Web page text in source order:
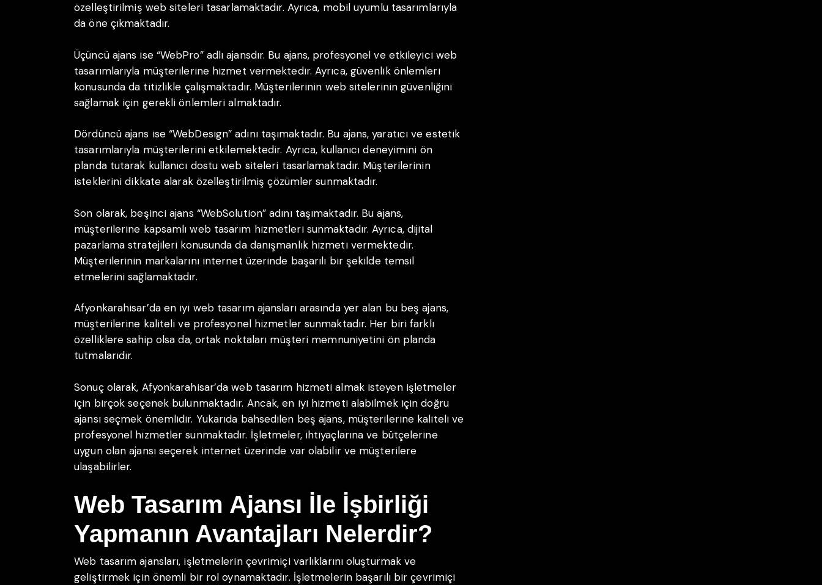
özelleştirilmiş web siteleri tasarlamaktadır. Ayrıca, mobil uyumlu tasarımlarıyla
da öne çıkmaktadır.
Üçüncü ajans ise “WebPro” adlı ajansdır. Bu ajans, profesyonel ve etkileyici web
tasarımlarıyla müşterilerine hizmet vermektedir. Ayrıca, güvenlik önlemleri
konusunda da titizlikle çalışmaktadır. Müşterilerinin web sitelerinin güvenliğini
sağlamak için gerekli önlemleri almaktadır.
Dördüncü ajans ise “WebDesign” adını taşımaktadır. Bu ajans, yaratıcı ve estetik
tasarımlarıyla müşterilerini etkilemektedir. Ayrıca, kullanıcı deneyimini ön
planda tutarak kullanıcı dostu web siteleri tasarlamaktadır. Müşterilerinin
isteklerini dikkate alarak özelleştirilmiş çözümler sunmaktadır.
Son olarak, beşinci ajans “WebSolution” adını taşımaktadır. Bu ajans,
müşterilerine kapsamlı web tasarım hizmetleri sunmaktadır. Ayrıca, dijital
pazarlama stratejileri konusunda da danışmanlık hizmeti vermektedir.
Müşterilerinin markalarını internet üzerinde başarılı bir şekilde temsil
etmelerini sağlamaktadır.
Afyonkarahisar’da en iyi web tasarım ajansları arasında yer alan bu beş ajans,
müşterilerine kaliteli ve profesyonel hizmetler sunmaktadır. Her biri farklı
özelliklere sahip olsa da, ortak noktaları müşteri memnuniyetini ön planda
tutmalarıdır.
Sonuç olarak, Afyonkarahisar’da web tasarım hizmeti almak isteyen işletmeler
için birçok seçenek bulunmaktadır. Ancak, en iyi hizmeti alabilmek için doğru
ajansı seçmek önemlidir. Yukarıda bahsedilen beş ajans, müşterilerine kaliteli ve
profesyonel hizmetler sunmaktadır. İşletmeler, ihtiyaçlarına ve bütçelerine
uygun olan ajansı seçerek internet üzerinde var olabilir ve müşterilere
ulaşabilirler.
Web Tasarım Ajansı İle İşbirliği
Yapmanın Avantajları Nelerdir?
Web tasarım ajansları, işletmelerin çevrimiçi varlıklarını oluşturmak ve
geliştirmek için önemli bir rol oynamaktadır. İşletmelerin başarılı bir çevrimiçi